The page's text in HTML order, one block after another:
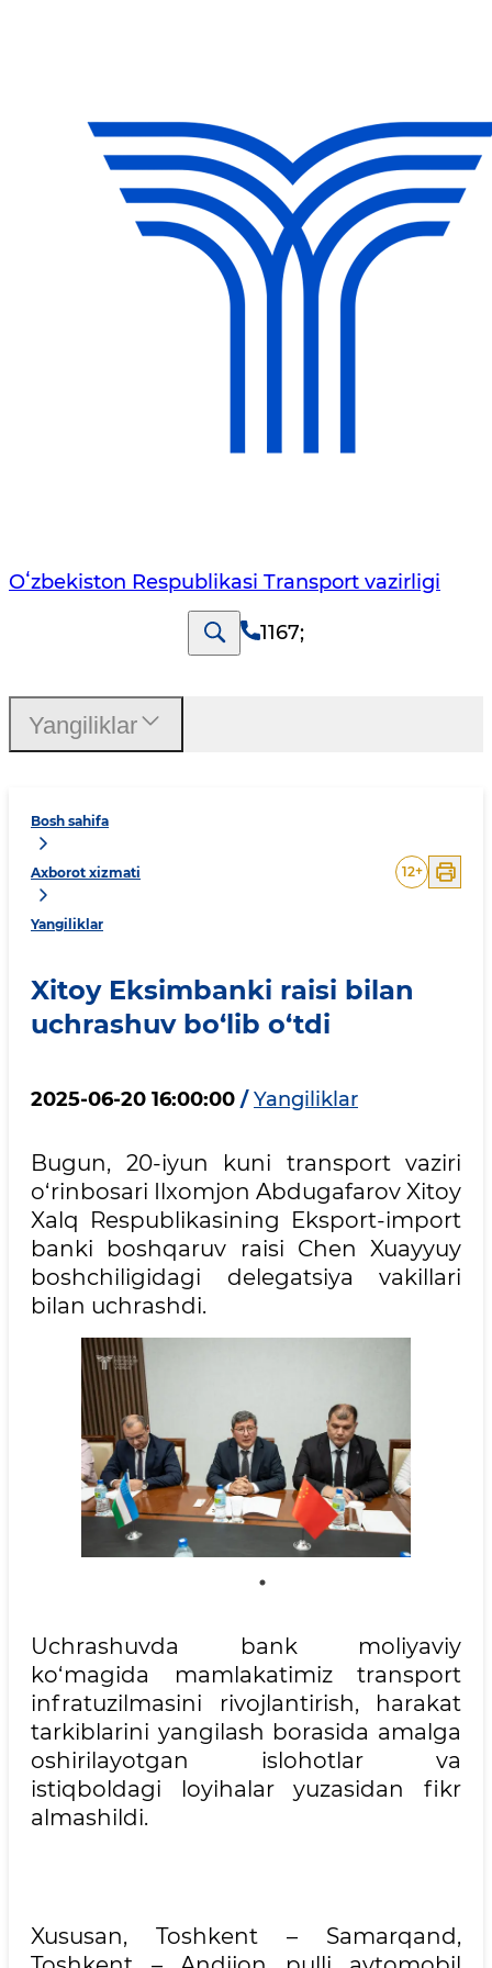
Oʻzbekiston Respublikasi Transport vazirligi
1167;
Bosh sahifa
Axborot xizmati
Yangiliklar
12+
Xitoy Eksimbanki raisi bilan
uchrashuv bo‘lib o‘tdi
2025-06-20 16:00:00 / Yangiliklar
Bugun, 20-iyun kuni transport vaziri
o‘rinbosari Ilxomjon Abdugafarov Xitoy
Xalq Respublikasining Eksport-import
banki boshqaruv raisi Chen Xuayyuy
boshchiligidagi delegatsiya vakillari
bilan uchrashdi.
Uchrashuvda bank moliyaviy
ko‘magida mamlakatimiz transport
infratuzilmasini rivojlantirish, harakat
tarkiblarini yangilash borasida amalga
oshirilayotgan islohotlar va
istiqboldagi loyihalar yuzasidan fikr
almashildi.
Xususan, Toshkent – Samarqand,
Yangiliklar